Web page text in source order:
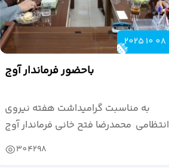
2025 10 08
باحضور فرماندار آوج
به مناسبت گرامیداشت هفته نیروی
انتظامی محمدرضا فتح خانی فرماندار آوج
به...
304298